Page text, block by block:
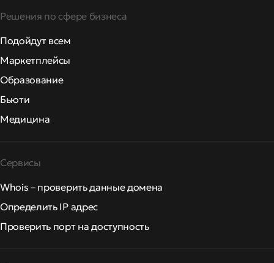
Решения по сфере бизнеса
Подойдут всем
Маркетплейсы
Образование
Бьюти
Медицина
Сервисы
Whois – проверить данные домена
Определить IP адрес
Проверить порт на доступность